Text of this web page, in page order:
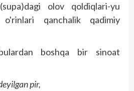
olov qoldiqlari-yu
qanchalik qadimiy
boshqa bir sinoat
pir,